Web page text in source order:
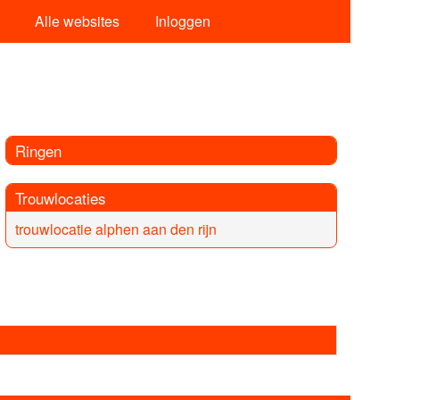
Alle websites Inloggen
Ringen
Trouwlocaties
trouwlocatie alphen aan den rijn